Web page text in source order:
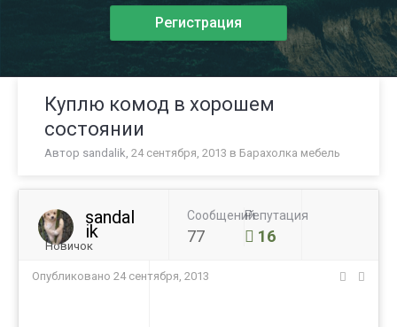
Регистрация
Куплю комод в хорошем
состоянии
Автор sandalik, 24 сентября, 2013 в Барахолка мебель
sandal
ik
Новичок
Сообщений
77
Репутация
16
Опубликовано 24 сентября, 2013